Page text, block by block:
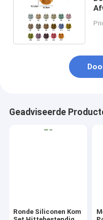
Geadviseerde
Ronde Siliconen Kom